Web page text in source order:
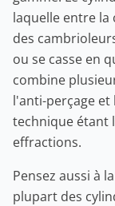
laquelle entre la
des
ou se casse en
combine
l'anti-perçage et
technique étant
effractions.
Pensez aussi à
plupart des